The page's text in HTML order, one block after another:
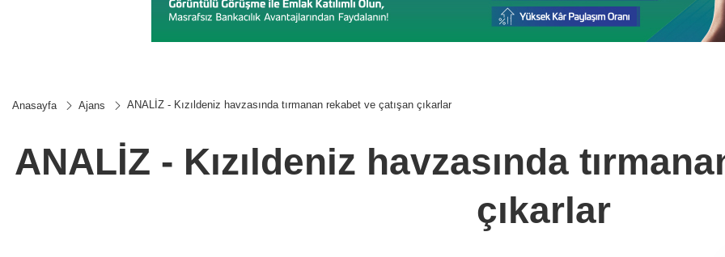
Anasayfa Ajans ANALİZ - Kızıldeniz havzasında tırmanan rekabet ve çatışan çıkarlar
ANALİZ - Kızıldeniz havzasında
çıkarlar